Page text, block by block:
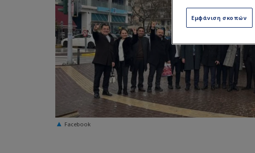
Facebook
Εμφάνιση σκοπών